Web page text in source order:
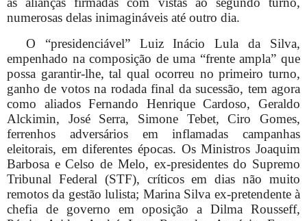
numerosas delas inimagináveis até outro dia.
O “presidenciável” Luiz Inácio Lula da Silva,
empenhado na composição de uma “frente ampla” que
possa garantir-lhe, tal qual ocorreu no primeiro turno,
ganho de votos na rodada final da sucessão, tem agora
como aliados Fernando Henrique Cardoso, Geraldo
Alckimin, José Serra, Simone Tebet, Ciro Gomes,
ferrenhos adversários em inflamadas campanhas
eleitorais, em diferentes épocas. Os Ministros Joaquim
Barbosa e Celso de Melo, ex-presidentes do Supremo
Tribunal Federal (STF), críticos em dias não muito
remotos da gestão lulista; Marina Silva ex-pretendente à
chefia de governo em oposição a Dilma Rousseff,